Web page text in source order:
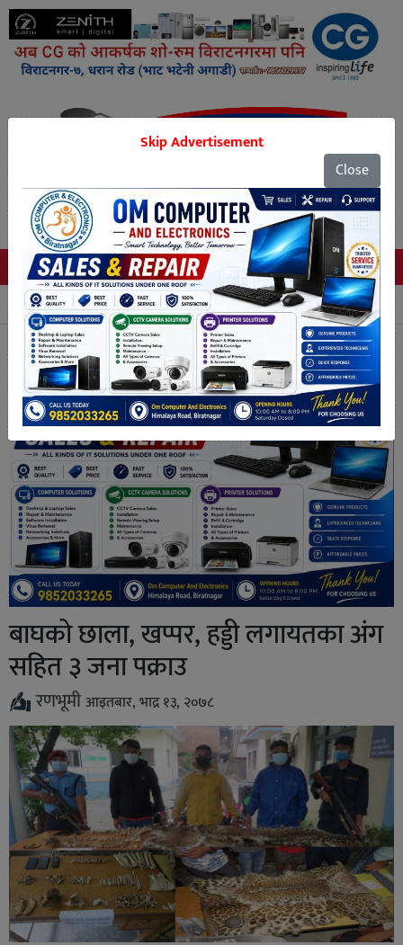
Tags
बाघको छाला, खप्पर, हड्डी लगायतका अंग
सहित ३ जना पक्राउ
रणभूमीआइतबार, भाद्र १३, २०७८
Skip Advertisement
Close